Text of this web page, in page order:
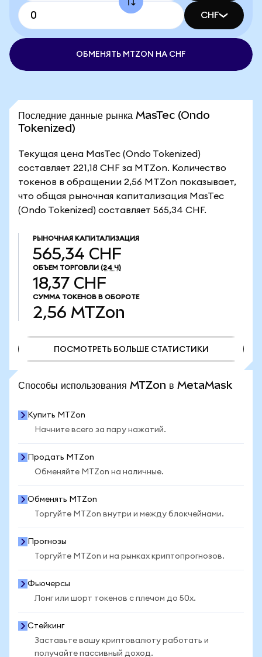
CHF
ОБМЕНЯТЬ MTZON НА CHF
Последние данные рынка MasTec (Ondo
Tokenized)
Текущая цена MasTec (Ondo Tokenized)
составляет 221,18 CHF за MTZon. Количество
токенов в обращении 2,56 MTZon показывает,
что общая рыночная капитализация MasTec
(Ondo Tokenized) составляет 565,34 CHF.
РЫНОЧНАЯ КАПИТАЛИЗАЦИЯ
565,34 CHF
ОБЪЕМ ТОРГОВЛИ (24 Ч)
18,37 CHF
СУММА ТОКЕНОВ В ОБОРОТЕ
2,56 MTZon
ПОСМОТРЕТЬ БОЛЬШЕ СТАТИСТИКИ
Способы использования MTZon в MetaMask
Купить MTZon
Начните всего за пару нажатий.
Продать MTZon
Обменяйте MTZon на наличные.
Обменять MTZon
Торгуйте MTZon внутри и между блокчейнами.
Прогнозы
Торгуйте MTZon и на рынках криптопрогнозов.
Фьючерсы
Лонг или шорт токенов с плечом до 50x.
Стейкинг
Заставьте вашу криптовалюту работать и
получайте пассивный доход.